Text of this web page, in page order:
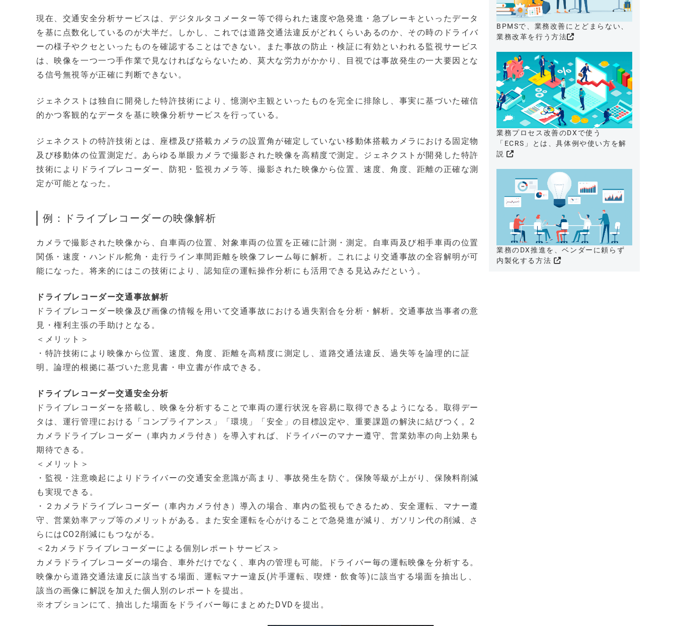
現在、交通安全分析サービスは、デジタルタコメーター等で得られた速度や急発進・急ブレーキといったデータ
を基に点数化しているのが大半だ。しかし、これでは道路交通法違反がどれくらいあるのか、その時のドライバ
ーの様子やクセといったものを確認することはできない。また事故の防止・検証に有効といわれる監視サービス
は、映像を一つ一つ手作業で見なければならないため、莫大な労力がかかり、目視では事故発生の一大要因とな
る信号無視等が正確に判断できない。
ジェネクストは独自に開発した特許技術により、憶測や主観といったものを完全に排除し、事実に基づいた確信
的かつ客観的なデータを基に映像分析サービスを行っている。
ジェネクストの特許技術とは、座標及び搭載カメラの設置角が確定していない移動体搭載カメラにおける固定物
及び移動体の位置測定だ。あらゆる単眼カメラで撮影された映像を高精度で測定。ジェネクストが開発した特許
技術によりドライブレコーダー、防犯・監視カメラ等、撮影された映像から位置、速度、角度、距離の正確な測
定が可能となった。
例：ドライブレコーダーの映像解析
カメラで撮影された映像から、自車両の位置、対象車両の位置を正確に計測・測定。自車両及び相手車両の位置
関係・速度・ハンドル舵角・走行ライン車間距離を映像フレーム毎に解析。これにより交通事故の全容解明が可
能になった。将来的にはこの技術により、認知症の運転操作分析にも活用できる見込みだという。
ドライブレコーダー交通事故解析
ドライブレコーダー映像及び画像の情報を用いて交通事故における過失割合を分析・解析。交通事故当事者の意
見・権利主張の手助けとなる。
＜メリット＞
・特許技術により映像から位置、速度、角度、距離を高精度に測定し、道路交通法違反、過失等を論理的に証
明。論理的根拠に基づいた意見書・申立書が作成できる。
ドライブレコーダー交通安全分析
ドライブレコーダーを搭載し、映像を分析することで車両の運行状況を容易に取得できるようになる。取得デー
タは、運行管理における「コンプライアンス」「環境」「安全」の目標設定や、重要課題の解決に結びつく。2
カメラドライブレコーダー（車内カメラ付き）を導入すれば、ドライバーのマナー遵守、営業効率の向上効果も
期待できる。
＜メリット＞
・監視・注意喚起によりドライバーの交通安全意識が高まり、事故発生を防ぐ。保険等級が上がり、保険料削減
も実現できる。
・２カメラドライブレコーダー（車内カメラ付き）導入の場合、車内の監視もできるため、安全運転、マナー遵
守、営業効率アップ等のメリットがある。また安全運転を心がけることで急発進が減り、ガソリン代の削減、さ
らにはCO2削減にもつながる。
＜2カメラドライブレコーダーによる個別レポートサービス＞
カメラドライブレコーダーの場合、車外だけでなく、車内の管理も可能。ドライバー毎の運転映像を分析する。
映像から道路交通法違反に該当する場面、運転マナー違反(片手運転、喫煙・飲食等)に該当する場面を抽出し、
該当の画像に解説を加えた個人別のレポートを提出。
※オプションにて、抽出した場面をドライバー毎にまとめたDVDを提出。
BPMSで、業務改善にとどまらない、
業務改革を行う方法
業務プロセス改善のDXで使う
「ECRS」とは、具体例や使い方を解
説
業務のDX推進を、ベンダーに頼らず
内製化する方法